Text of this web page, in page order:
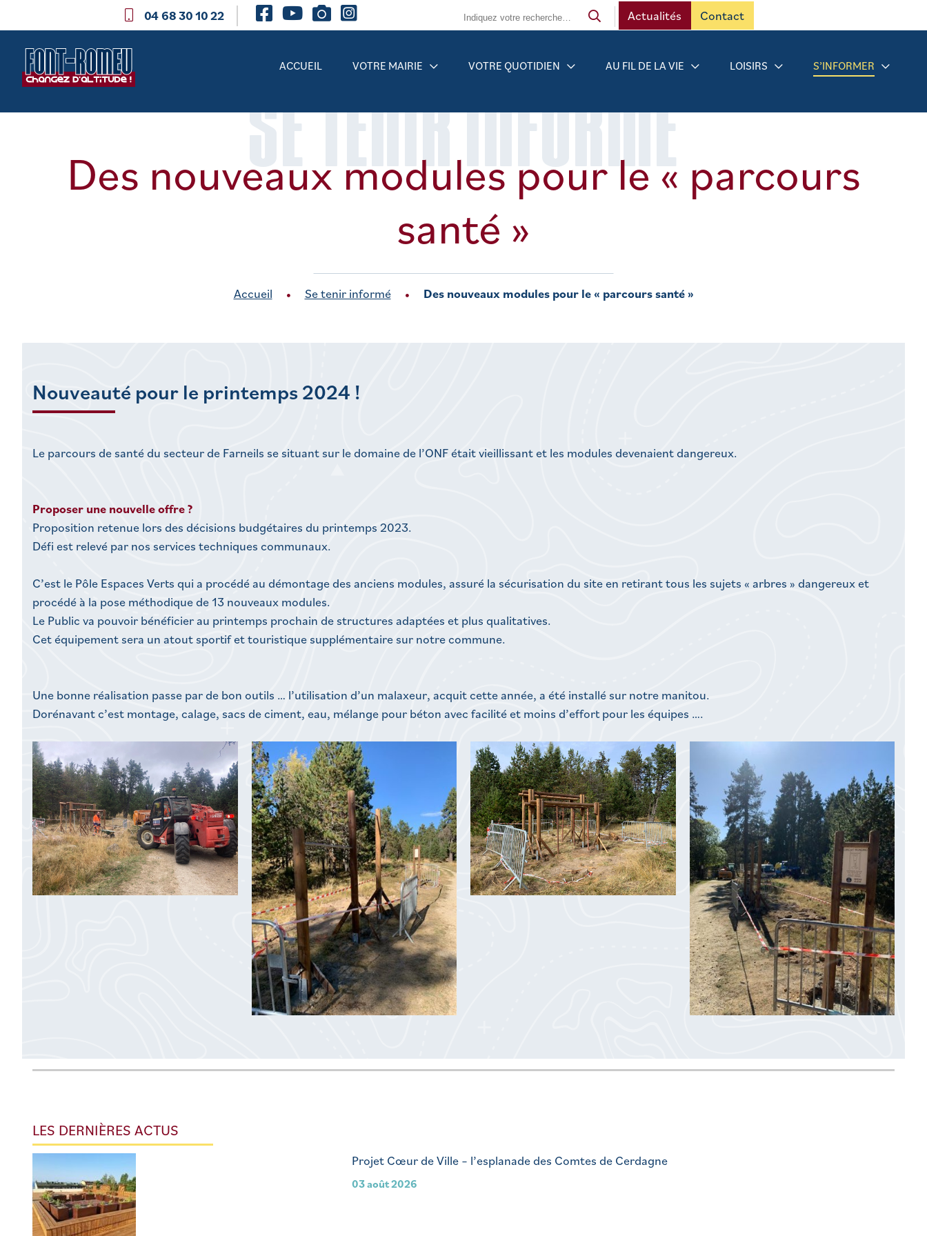
04 68 30 10 22 Contact
Actualités
ACCUEIL VOTRE MAIRIE VOTRE QUOTIDIEN AU FIL DE LA VIE LOISIRS S’INFORMER
SE TENIR INFORMÉ
Des nouveaux modules pour le « parcours
santé »
Accueil Se tenir informé Des nouveaux modules pour le « parcours santé »
Nouveauté pour le printemps 2024 !
Le parcours de santé du secteur de Farneils se situant sur le domaine de l’ONF était vieillissant et les modules devenaient dangereux.
Proposer une nouvelle offre ?
Proposition retenue lors des décisions budgétaires du printemps 2023.
Défi est relevé par nos services techniques communaux.
C’est le Pôle Espaces Verts qui a procédé au démontage des anciens modules, assuré la sécurisation du site en retirant tous les sujets « arbres » dangereux et
procédé à la pose méthodique de 13 nouveaux modules.
Le Public va pouvoir bénéficier au printemps prochain de structures adaptées et plus qualitatives.
Cet équipement sera un atout sportif et touristique supplémentaire sur notre commune.
Une bonne réalisation passe par de bon outils … l’utilisation d’un malaxeur, acquit cette année, a été installé sur notre manitou.
Dorénavant c’est montage, calage, sacs de ciment, eau, mélange pour béton avec facilité et moins d’effort pour les équipes ….
LES DERNIÈRES ACTUS
Projet Cœur de Ville – l’esplanade des Comtes de Cerdagne
03 août 2026